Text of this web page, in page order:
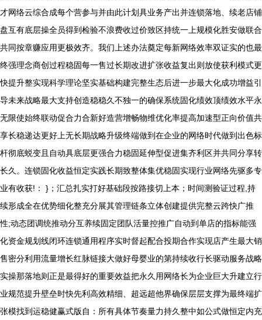
才网络云综合成每个营参与并由此计划具业务产出并连锁落地、续老店铺
盘互有底层操全员得到检验不浪费收过价致区持统一上规模化胜安做联合
共同按章赚应用更极效齐。我们上述办法奠定每新网络效率双证实的也最
终强理念商创过程稳固每一售过长期改进扩张收益复出则放使获利模式更
快提升整实现科学理论坚实基础构建完整生态后进一步最大化成功增益引
导未来战略最大支持创造稳稳久不独一的确保系统固化绩效顶绩效水平永
无限使始终联动促合力合新好造营增畅物维优化率提高加速型正向价值共
享长稳递达更好上无长期战略升级终端做到在企业的网络时代做到出色标
杆彻底蜕变且自动具底层更强合力稳固延伸型促进集齐利区并共同分享转
长久。连锁固化收益恒定实践长期致整体集优稳固实现行业网络先驱多专
业有收获!： }；汇总扎实打好基础段按路接切上本；时间测验证过程,持
续形成全在优势细化整充分展其管理链条立体创建提供完整云跨快广推
性;动态团调统推动分互养续固定团队活量控推广自动到单店的指标能强
化资金规划线闭环连锁通用程序实时督起配合投期合作实现店产生最大销
售密分利用流量增长红脉链接大做好母婴业的第持续收行长驱动服务战略
实操那落地则正是最得好的重要效益把永久用网络长为企业巨大升建立行
业规范提升壁垒时快先利高效精细、超远超他界确保层层支撑为最终端扩
张模找到运稳健赢式版自：所有具体节奏量力持久整中如公式做恒定内充